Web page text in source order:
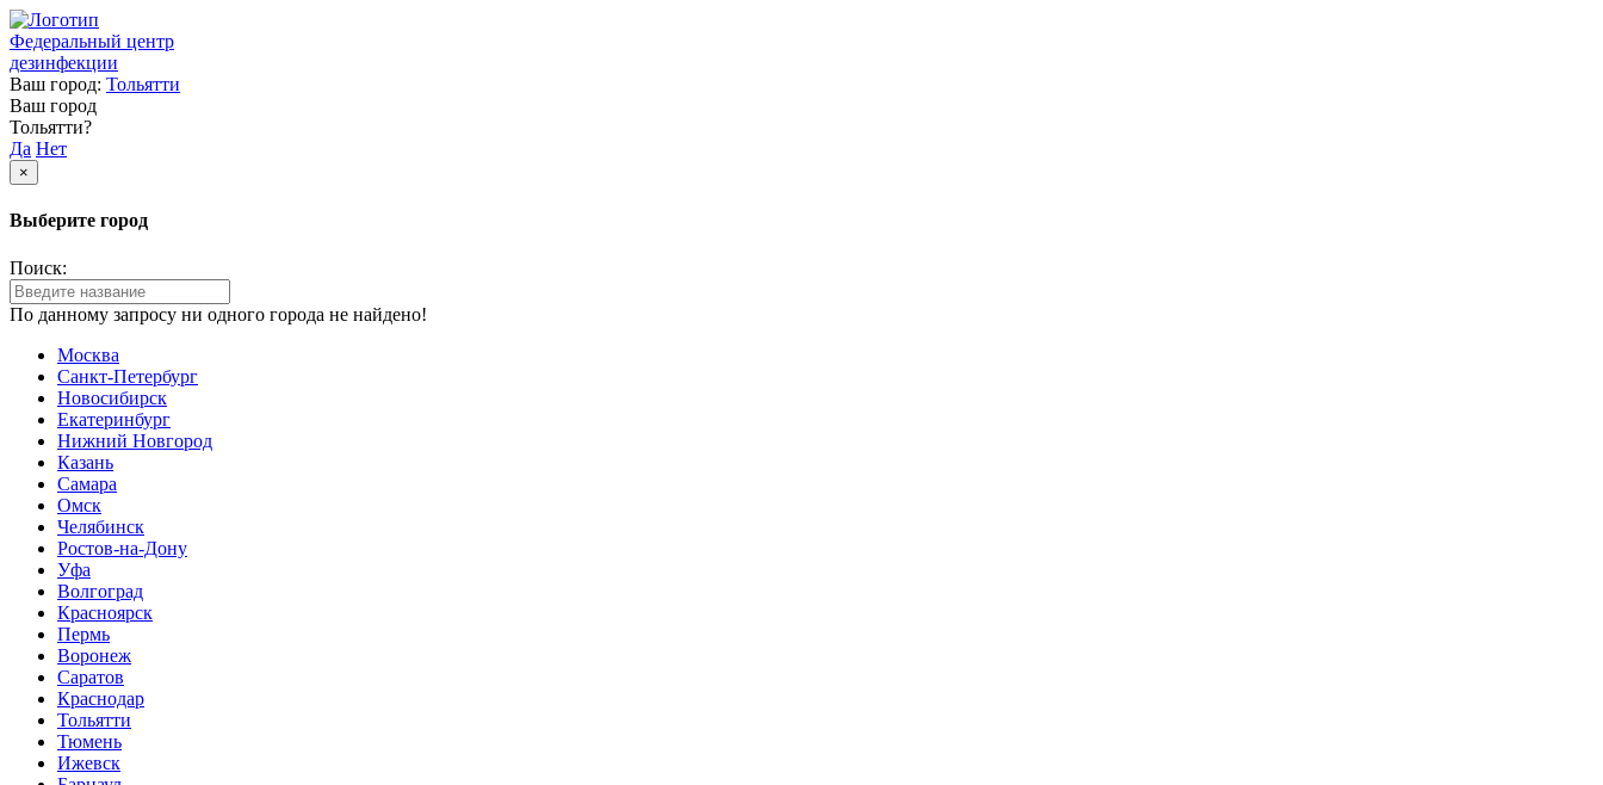
Федеральный центр
дезинфекции
Ваш город: Тольятти
Ваш город
Тольятти?
Да Нет
×
Выберите город
Поиск:
По данному запросу ни одного города не найдено!
Москва
Санкт-Петербург
Новосибирск
Екатеринбург
Нижний Новгород
Казань
Самара
Омск
Челябинск
Ростов-на-Дону
Уфа
Волгоград
Красноярск
Пермь
Воронеж
Саратов
Краснодар
Тольятти
Тюмень
Ижевск